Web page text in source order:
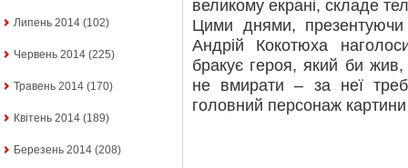
Липень 2014 (102)
Червень 2014 (225)
Травень 2014 (170)
Квітень 2014 (189)
Березень 2014 (208)
великому екрані, складе
Цими днями, презентуючи
Андрій Кокотюха
бракує героя, який би
не вмирати – за неї
головний персонаж